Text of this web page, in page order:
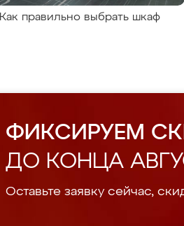
Как правильно выбрать шкаф
ФИКСИРУЕМ
ДО КОНЦА
Оставьте заявку сейчас,